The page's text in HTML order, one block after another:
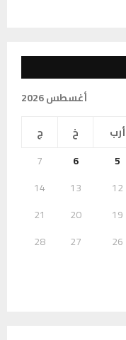
أغسطس 2026
أرب خ
ج
5
6
7
12
13
14
19
20
21
26
27
28